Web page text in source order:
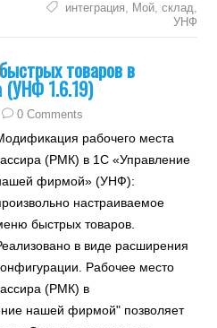
интеграция, Мой, склад,
УНФ
товаров в
(УНФ 1.6.19)
0 Comments
рабочего места
(РМК) в 1С «Управление
фирмой» (УНФ):
настраиваемое
быстрых товаров.
в виде расширения
Рабочее место
(РМК) в
нашей фирмой" позволяет